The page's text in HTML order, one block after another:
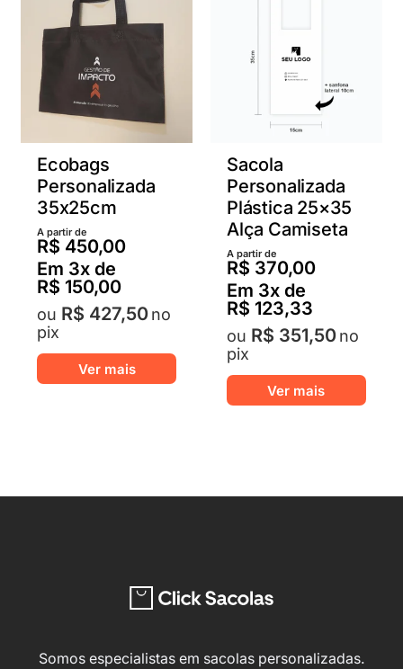
do
Ecobags
Personalizada
35x25cm
A partir de
R$ 450,00
Em 3x de
R$ 150,00
R$ 427,50no
pix
Ver mais
Este
produto
página
Sacola
Personalizada
Plástica 25×35
Alça Camiseta
A partir de
R$ 370,00
Em 3x de
R$ 123,33
R$ 351,50no
pix
Ver mais
Este
Somos especialistas em sacolas personalizadas.